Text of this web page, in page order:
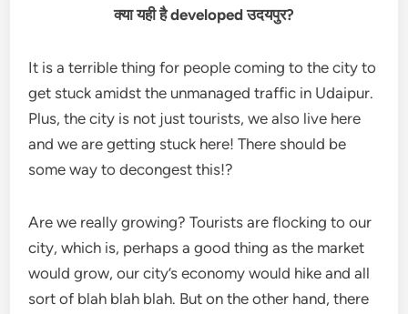
क्या यही है developed उदयपुर?
It is a terrible thing for people coming to the city to
get stuck amidst the unmanaged traffic in Udaipur.
Plus, the city is not just tourists, we also live here
and we are getting stuck here! There should be
some way to decongest this!?
Are we really growing? Tourists are flocking to our
city, which is, perhaps a good thing as the market
would grow, our city’s economy would hike and all
sort of blah blah blah. But on the other hand, there